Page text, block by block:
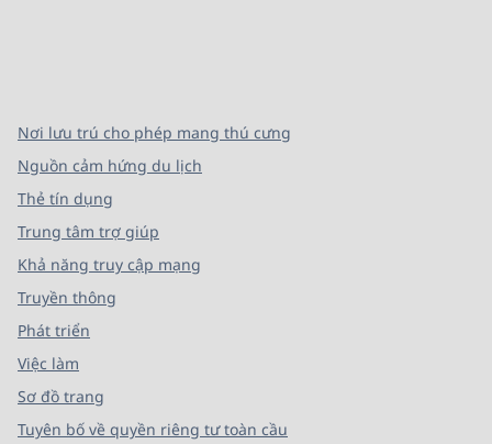
Nơi lưu trú cho phép mang thú cưng
Nguồn cảm hứng du lịch
Thẻ tín dụng
Trung tâm trợ giúp
Khả năng truy cập mạng
Truyền thông
Phát triển
Việc làm
Sơ đồ trang
Tuyên bố về quyền riêng tư toàn cầu